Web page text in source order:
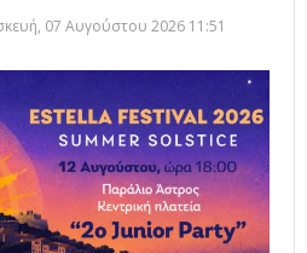
07 Αυγούστου 2026 11:51